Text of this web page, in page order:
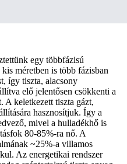
egy többfázisú
méretben is több fázisban
így tiszta, alacsony
elő jelentősen csökkenti a
A keletkezett tiszta gázt,
hasznosítjuk. Így a
mivel a hulladékhő is
80-85%-ra nő. A
~25%-a villamos
Az energetikai rendszer